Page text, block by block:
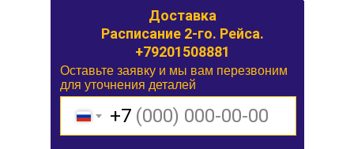
Оставьте заявку и мы вам перезвоним
для уточнения деталей
+7
Доставка
Расписание 1-го. Рейса.
Оставьте заявку и мы вам перезвоним
для уточнения деталей
+7
Доставка
Расписание 2-го. Рейса.
+79201508881